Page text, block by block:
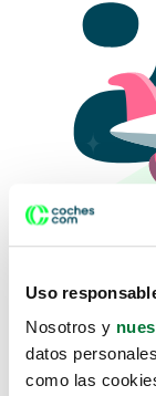
Uso
Nosotros y
datos
como las